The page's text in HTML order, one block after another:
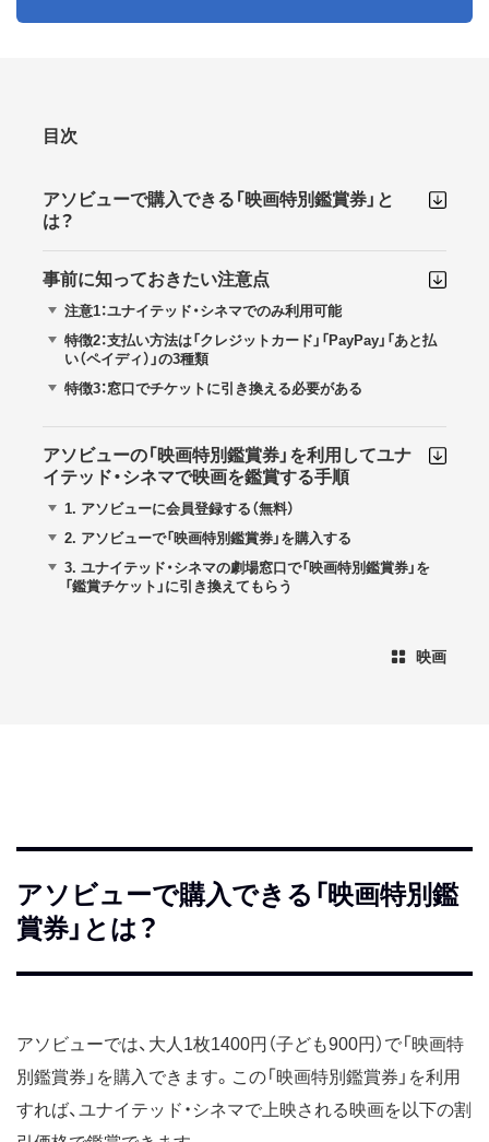
目次
アソビューで購入できる「映画特別鑑賞券」と
は？
事前に知っておきたい注意点
注意1：ユナイテッド・シネマでのみ利用可能
特徴2：支払い方法は「クレジットカード」「PayPay」「あと払
い（ペイディ）」の3種類
特徴3：窓口でチケットに引き換える必要がある
アソビューの「映画特別鑑賞券」を利用してユナ
イテッド・シネマで映画を鑑賞する手順
1. アソビューに会員登録する（無料）
2. アソビューで「映画特別鑑賞券」を購入する
3. ユナイテッド・シネマの劇場窓口で「映画特別鑑賞券」を
「鑑賞チケット」に引き換えてもらう
映画
アソビューで購入できる「映画特別鑑
賞券」とは？
アソビューでは、大人1枚1400円（子ども900円）で「映画特
別鑑賞券」を購入できます。この「映画特別鑑賞券」を利用
すれば、ユナイテッド・シネマで上映される映画を以下の割